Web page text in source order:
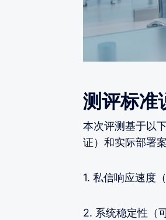
测评标准
本次评测基于以
证）和实际部署案
1. 私信响应速度
2. 系统稳定性（